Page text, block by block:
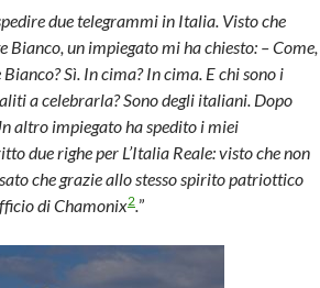
due telegrammi in Italia. Visto che
Bianco, un impiegato mi ha chiesto: – Come,
Sì. In cima? In cima. E chi sono i
a celebrarla? Sono degli italiani. Dopo
altro impiegato ha spedito i miei
due righe per L’Italia Reale: visto che non
che grazie allo stesso spirito patriottico
di Chamonix2.”